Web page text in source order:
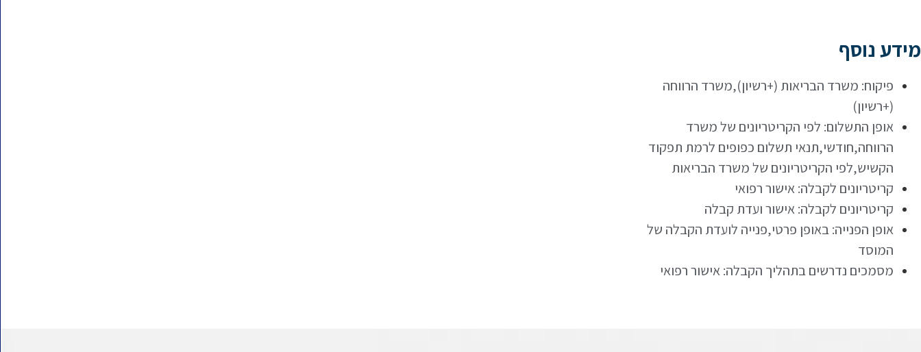
מידע נוסף
פיקוח: משרד הבריאות (+רשיון),משרד הרווחה
(+רשיון)
אופן התשלום: לפי הקריטריונים של משרד
הרווחה,חודשי,תנאי תשלום כפופים לרמת תפקוד
הקשיש,לפי הקריטריונים של משרד הבריאות
קריטריונים לקבלה: אישור רפואי
קריטריונים לקבלה: אישור ועדת קבלה
אופן הפנייה: באופן פרטי,פנייה לועדת הקבלה של
המוסד
מסמכים נדרשים בתהליך הקבלה: אישור רפואי